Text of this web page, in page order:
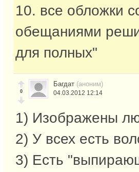
10. все обложки
обещаниями
для полных"
0
Багдат (аноним)
04.03.2012 12:14
1) Изображены
2) У всех есть
3) Есть